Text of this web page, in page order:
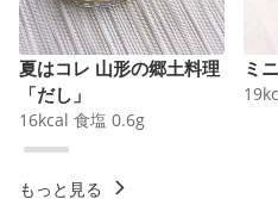
夏はコレ 山形の郷土料理
「だし」
16kcal 食塩 0.6g
ミ
19
もっと見る